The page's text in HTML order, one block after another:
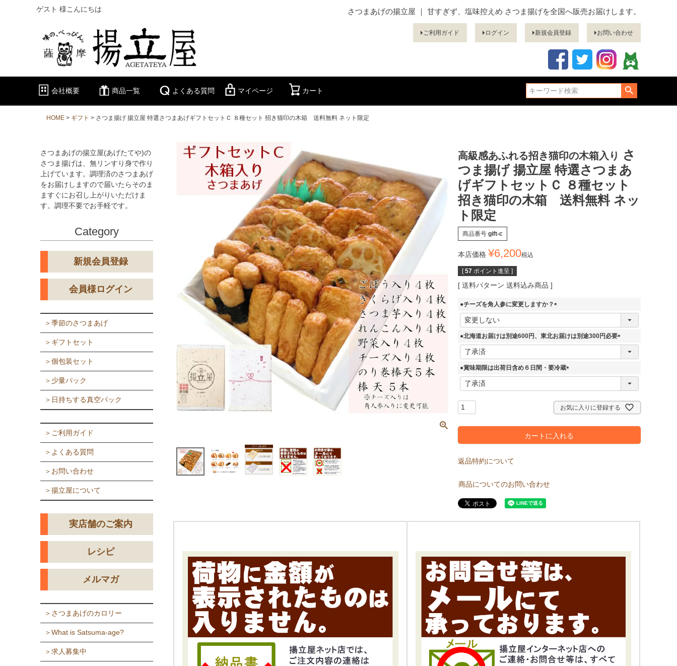
ゲスト 様こんにちは さつまあげの揚立屋 ｜ 甘すぎず、塩味控えめ さつま揚げを全国へ販売お届けします。
ご利用ガイド ログイン 新規会員登録 お問い合わせ
会社概要 商品一覧 よくある質問 マイページ カート
HOME ギフト さつま揚げ 揚立屋 特選さつまあげギフトセットＣ ８種セット 招き猫印の木箱 送料無料 ネット限定
さつまあげの揚立屋(あげたてや)の
さつま揚げは、無リンすり身で作り
上げています。調理済のさつまあげ
をお届けしますので届いたらそのま
ますぐにお召し上がりいただけま
す。調理不要でお手軽です。
Category
新規会員登録
会員様ログイン
＞季節のさつまあげ
＞ギフトセット
＞個包装セット
＞少量パック
＞日持ちする真空パック
＞ご利用ガイド
＞よくある質問
＞お問い合わせ
＞揚立屋について
実店舗のご案内
レシピ
メルマガ
＞さつまあげのカロリー
＞What is Satsuma-age?
＞求人募集中
高級感あふれる招き猫印の木箱入り
さ
つま揚げ 揚立屋 特選さつまあ
げギフトセットＣ ８種セット
招き猫印の木箱 送料無料 ネッ
ト限定
商品番号 gift-c
本店価格 ¥6,200税込
[ 57 ポイント進呈 ]
送料パターン 送料込み商品
●チーズを角人参に変更しますか？
(
須
●北海道お届けは別途600円、東北お届けは別途300円必要
(
●賞味期限は出荷日含め６日間・要冷蔵
(
)
お気に入りに登録する
カートに入れる
返品特約について
商品についてのお問い合わせ